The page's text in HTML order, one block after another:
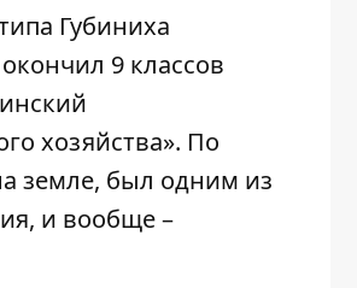
Губиниха
9 классов
хозяйства». По
земле, был одним из
и вообще –